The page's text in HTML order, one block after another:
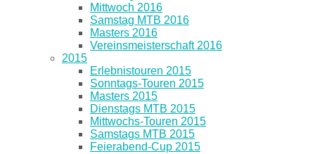
Mittwoch 2016
Samstag MTB 2016
Masters 2016
Vereinsmeisterschaft 2016
2015
Erlebnistouren 2015
Sonntags-Touren 2015
Masters 2015
Dienstags MTB 2015
Mittwochs-Touren 2015
Samstags MTB 2015
Feierabend-Cup 2015